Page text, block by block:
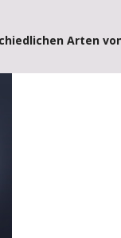
Arten